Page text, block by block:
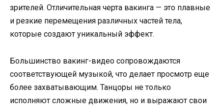
зрителей. Отличительная черта вакинга — это плавные
и резкие перемещения различных частей тела,
которые создают уникальный эффект.
Большинство вакинг-видео сопровождаются
соответствующей музыкой, что делает просмотр еще
более захватывающим. Танцоры не только
исполняют сложные движения, но и выражают свои